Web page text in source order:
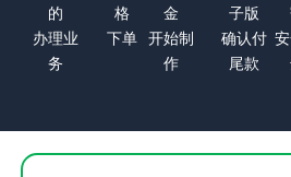
的
办理业
务
格
下单
金
开始制
作
子版
确认付
尾款